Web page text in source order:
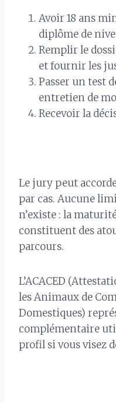
Avoir 18 ans
diplôme de
Remplir le
et fournir les
Passer un test
entretien de
Recevoir la
Le jury peut
par cas. Aucune
n’existe : la
constituent des
parcours.
L’ACACED
les Animaux de
Domestiques)
complémentaire
profil si vous visez